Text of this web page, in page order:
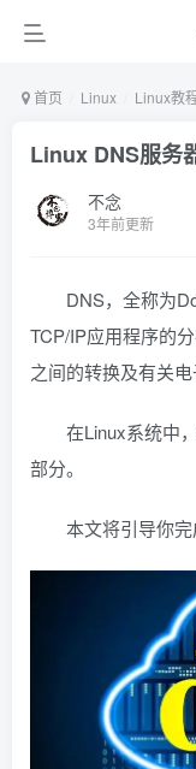
首页 Linux Linux教
Linux DNS服务
不念
3年前更新
DNS，全称为
TCP/IP应用程序的
之间的转换及有关电
在Linux系统中
部分。
本文将引导你完